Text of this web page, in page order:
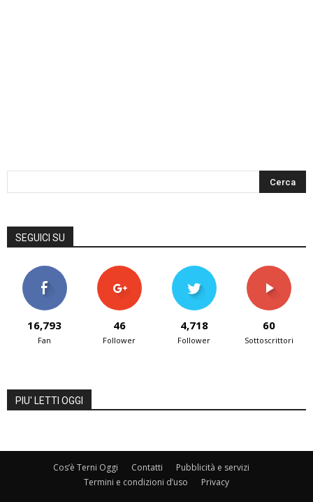
SEGUICI SU
16,793
Fan
46
Follower
4,718
Follower
60
Sottoscrittori
PIU' LETTI OGGI
Cos’è Terni Oggi Contatti
Pubblicità e servizi
Termini e condizioni d’uso
Privacy